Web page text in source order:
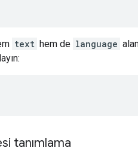
text hem de language
tanımlama